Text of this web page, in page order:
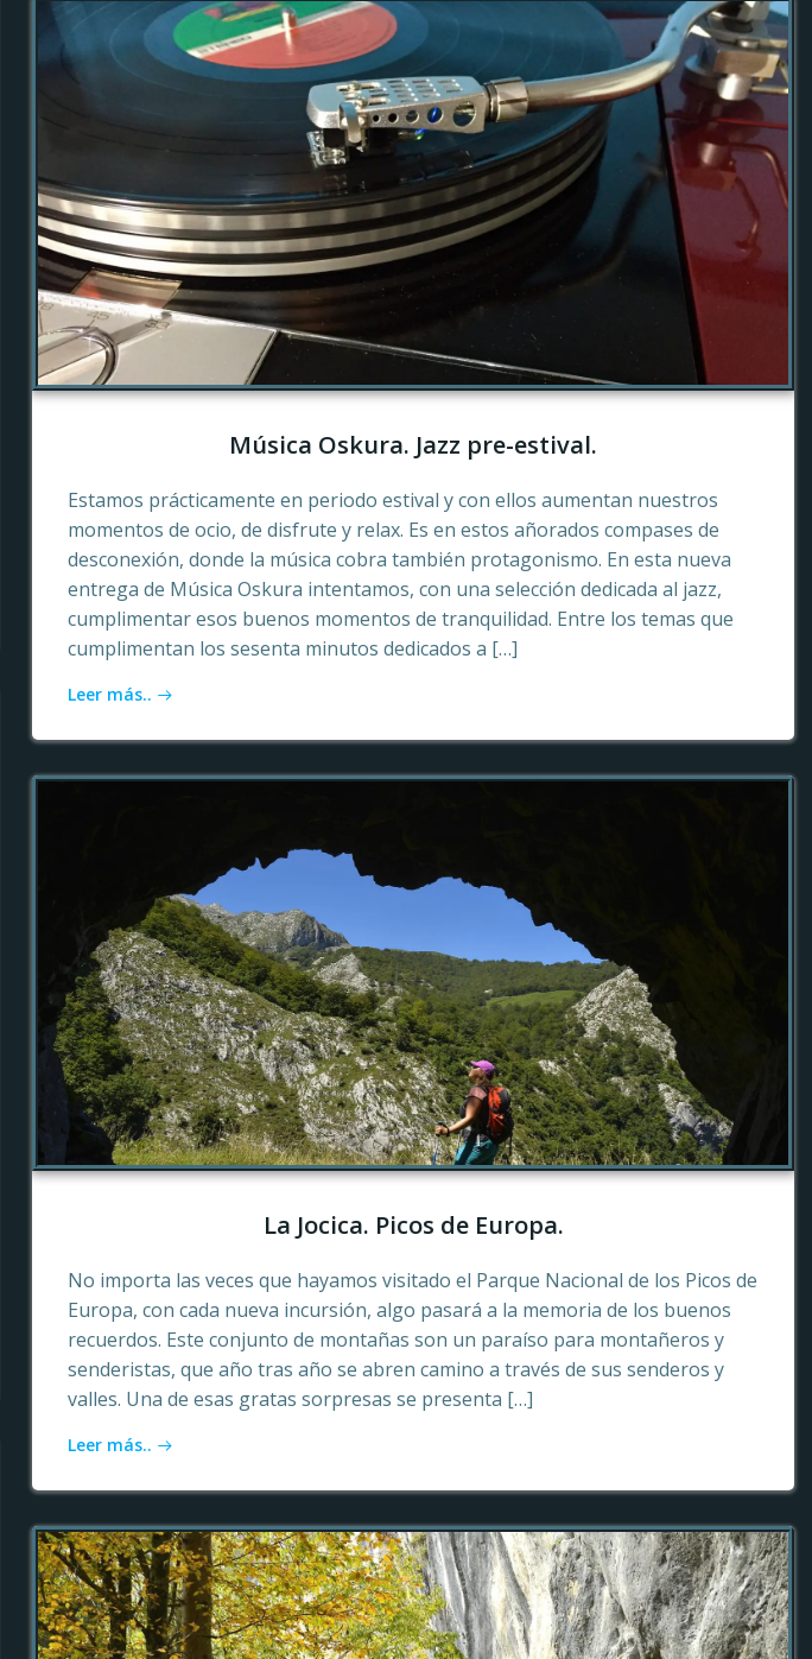
Música Oskura. Jazz pre-estival.
Estamos prácticamente en periodo estival y con ellos aumentan nuestros
momentos de ocio, de disfrute y relax. Es en estos añorados compases de
desconexión, donde la música cobra también protagonismo. En esta nueva
entrega de Música Oskura intentamos, con una selección dedicada al jazz,
cumplimentar esos buenos momentos de tranquilidad. Entre los temas que
cumplimentan los sesenta minutos dedicados a […]
Leer más..
La Jocica. Picos de Europa.
No importa las veces que hayamos visitado el Parque Nacional de los Picos de
Europa, con cada nueva incursión, algo pasará a la memoria de los buenos
recuerdos. Este conjunto de montañas son un paraíso para montañeros y
senderistas, que año tras año se abren camino a través de sus senderos y
valles. Una de esas gratas sorpresas se presenta […]
Leer más..